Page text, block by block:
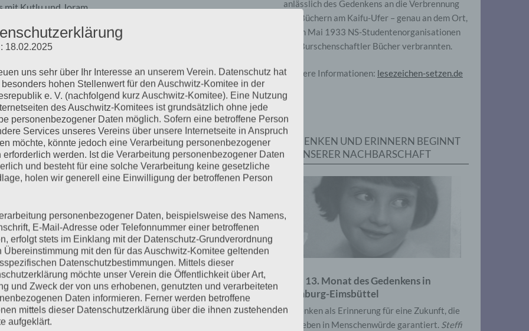
mit Kutlu und Joram.
Hamburg Nord, der Sozialbehörde im
Stiftung.
anlässlich des Gedenkens an die Verbrennung
von Büchern am Kaifu-Ufer – genau an dem Ort,
wo im Mai 1933 NS-Studentenorganisationen
und Burschenschaftler Bücher verbrannten.
Weitere Informationen: lesezeichen-setzen.de
GEDENKEN UND ERINNERN BEGINNT
IN UNSERER NACHBARSCHAFT
Zum 13. Monat des Gedenkens in
Hamburg-Eimsbüttel
Gedenken als Erinnerung für eine Zukunft, die
ein Leben in Menschenwürde garantiert. Steffi
18.02.2025
uns sehr über Ihr Interesse an unserem Verein. Datenschutz hat
hohen Stellenwert für den Auschwitz-Komitee in der
e. V. (nachfolgend kurz Auschwitz-Komitee). Eine Nutzung
des Auschwitz-Komitees ist grundsätzlich ohne jede
personenbezogener Daten möglich. Sofern eine betroffene Person
Services unseres Vereins über unsere Internetseite in Anspruch
möchte, könnte jedoch eine Verarbeitung personenbezogener
erforderlich werden. Ist die Verarbeitung personenbezogener Daten
und besteht für eine solche Verarbeitung keine gesetzliche
holen wir generell eine Einwilligung der betroffenen Person
personenbezogener Daten, beispielsweise des Namens,
E-Mail-Adresse oder Telefonnummer einer betroffenen
erfolgt stets im Einklang mit der Datenschutz-Grundverordnung
Übereinstimmung mit den für das Auschwitz-Komitee geltenden
Datenschutzbestimmungen. Mittels dieser
möchte unser Verein die Öffentlichkeit über Art,
und Zweck der von uns erhobenen, genutzten und verarbeiteten
Daten informieren. Ferner werden betroffene
mittels dieser Datenschutzerklärung über die ihnen zustehenden
aufgeklärt.